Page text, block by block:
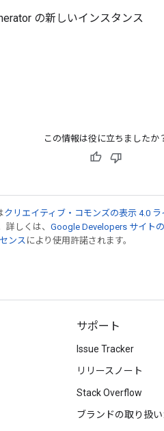
の新しいインスタンス
この情報は役に立ちましたか
クリエイティブ・コモンズの表示 4.0 ラ
詳しくは、 Google Developers サイト
ンス により使用許諾されます。
サポート
Issue Tracker
リリースノート
Stack Overflow
ブランドの取り扱